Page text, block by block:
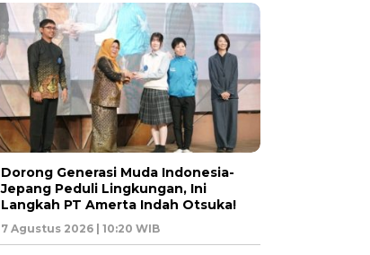
Dorong Generasi Muda Indonesia-
Jepang Peduli Lingkungan, Ini
Langkah PT Amerta Indah Otsuka!
7 Agustus 2026 | 10:20 WIB